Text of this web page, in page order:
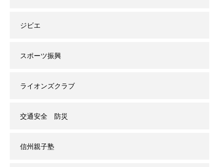
ジビエ
スポーツ振興
ライオンズクラブ
交通安全 防災
信州親子塾